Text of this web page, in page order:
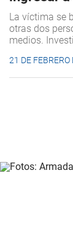
La víctima se
otras dos
medios.
21 DE